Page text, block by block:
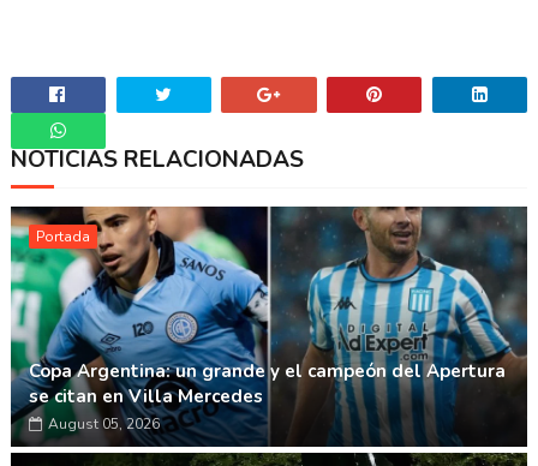
Whatsapp
NOTICIAS RELACIONADAS
Portada
Copa Argentina: un grande y el campeón del Apertura
se citan en Villa Mercedes
August 05, 2026